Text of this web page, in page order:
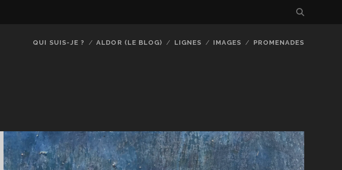
QUI SUIS-JE ? ALDOR (LE BLOG) LIGNES IMAGES PROMENADES